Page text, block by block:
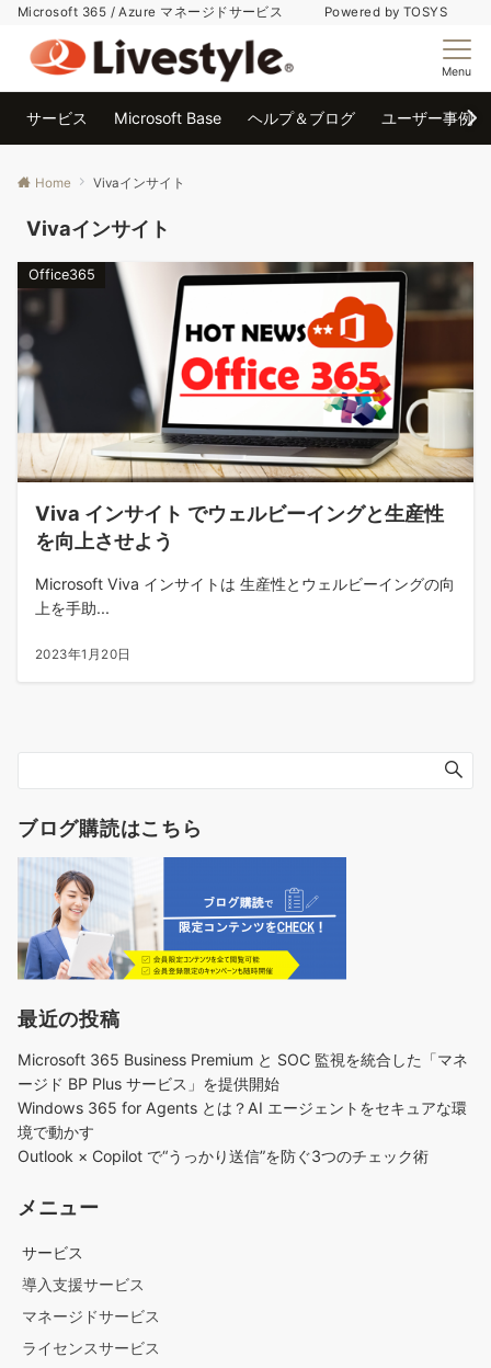
Microsoft 365 / Azure マネージドサービス Powered by TOSYS
Menu
サービス Microsoft Base ヘルプ＆ブログ ユーザー事例
Home Vivaインサイト
Vivaインサイト
Office365
Viva インサイト でウェルビーイングと生産性
を向上させよう
Microsoft Viva インサイトは 生産性とウェルビーイングの向
上を手助...
2023年1月20日
ブログ購読はこちら
最近の投稿
Microsoft 365 Business Premium と SOC 監視を統合した「マネ
ージド BP Plus サービス」を提供開始
Windows 365 for Agents とは？AI エージェントをセキュアな環
境で動かす
Outlook × Copilot で“うっかり送信”を防ぐ3つのチェック術​
メニュー
サービス
導入支援サービス
マネージドサービス
ライセンスサービス